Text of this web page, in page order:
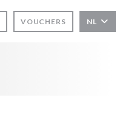
VOUCHERS NL